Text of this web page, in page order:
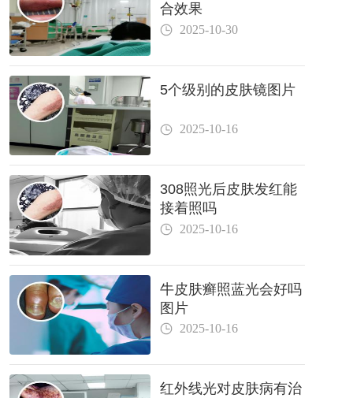
合效果
2025-10-30
5个级别的皮肤镜图片
2025-10-16
308照光后皮肤发红能
接着照吗
2025-10-16
牛皮肤癣照蓝光会好吗
图片
2025-10-16
红外线光对皮肤病有治